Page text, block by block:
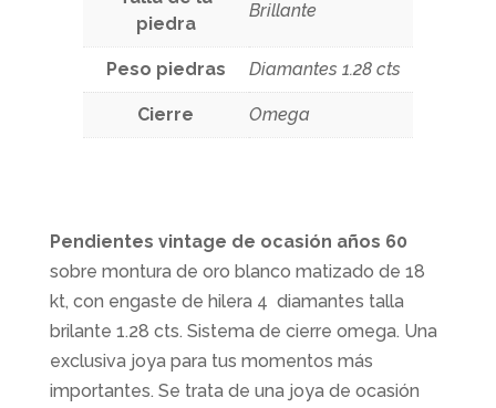
piedra
Brillante
Peso piedras Diamantes 1.28 cts
Cierre Omega
Pendientes vintage de ocasión años 60
sobre montura de oro blanco matizado de 18
kt, con engaste de hilera 4 diamantes talla
brilante 1.28 cts. Sistema de cierre omega. Una
exclusiva joya para tus momentos más
importantes. Se trata de una joya de ocasión